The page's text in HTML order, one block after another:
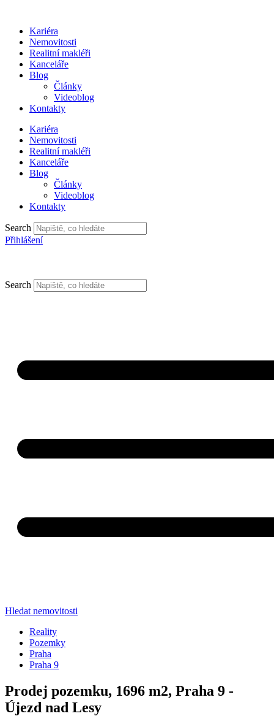
obsahuKariéra
Nemovitosti
Realitní makléři
Kanceláře
Blog
Články
Videoblog
Kontakty
Kariéra
Nemovitosti
Realitní makléři
Kanceláře
Blog
Články
Videoblog
Kontakty
Search
Přihlášení
Search
Hledat nemovitosti
Reality
Pozemky
Praha
Praha 9
Prodej pozemku, 1696 m2, Praha 9 -
Újezd nad Lesy